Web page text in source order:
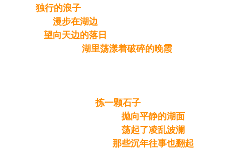
独行的浪子
漫步在湖边
望向天边的落日
湖里荡漾着破碎的晚霞
拣一颗石子2 s2 |" q4 L$ W" n# j' u7 P C
抛向平静的湖面
荡起了凌乱波澜
那些沉年往事也翻起